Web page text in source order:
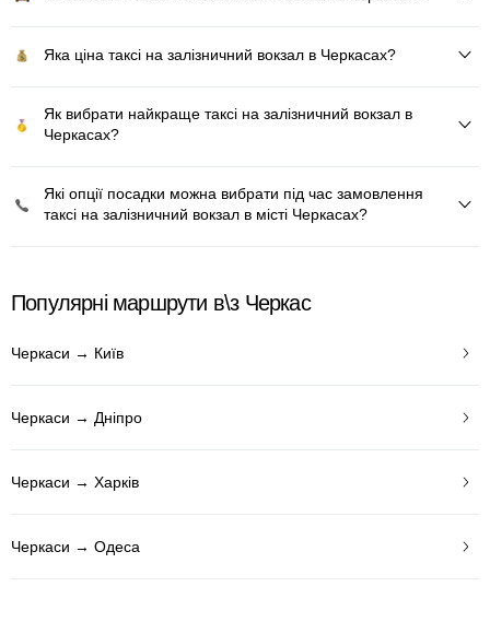
Яка ціна таксі на залізничний вокзал в Черкасах?
Як вибрати найкраще таксі на залізничний вокзал в
Черкасах?
Які опції посадки можна вибрати під час замовлення
таксі на залізничний вокзал в місті Черкасах?
Популярні маршрути в\з Черкас
Черкаси → Київ
Черкаси → Дніпро
Черкаси → Харків
Черкаси → Одеса